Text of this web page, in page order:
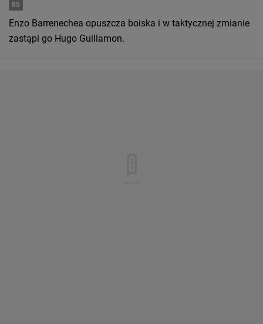
85
Enzo Barrenechea opuszcza boiska i w taktycznej zmianie
zastąpi go Hugo Guillamon.